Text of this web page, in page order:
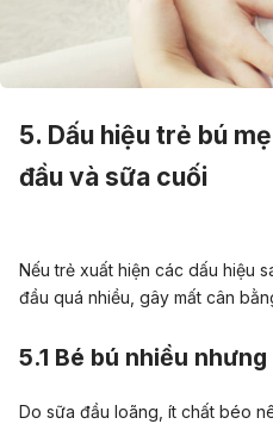
5. Dấu hiệu trẻ bú
đầu và sữa cuối
Nếu trẻ xuất hiện các dấu hiệu
đầu quá nhiều, gây mất cân
5.1 Bé bú nhiều
Do sữa đầu loãng, ít chất béo